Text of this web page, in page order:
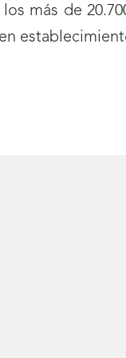
más de